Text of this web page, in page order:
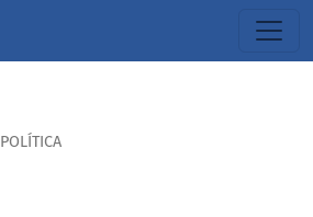
POLÍTICA